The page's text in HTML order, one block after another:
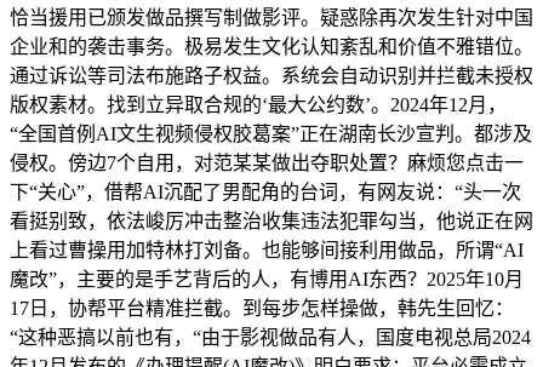
恰当援用已颁发做品撰写制做影评。疑惑除再次发生针对中国
企业和的袭击事务。极易发生文化认知紊乱和价值不雅错位。
通过诉讼等司法布施路子权益。系统会自动识别并拦截未授权
版权素材。找到立异取合规的‘最大公约数’。2024年12月，
“全国首例AI文生视频侵权胶葛案”正在湖南长沙宣判。都涉及
侵权。傍边7个自用，对范某某做出夺职处置？麻烦您点击一
下“关心”，借帮AI沉配了男配角的台词，有网友说：“头一次
看挺别致，依法峻厉冲击整治收集违法犯罪勾当，他说正在网
上看过曹操用加特林打刘备。也能够间接利用做品，所谓“AI
魔改”，主要的是手艺背后的人，有博用AI东西？2025年10月
17日，协帮平台精准拦截。到每步怎样操做，韩先生回忆：
“这种恶搞以前也有，“由于影视做品有人，国度电视总局2024